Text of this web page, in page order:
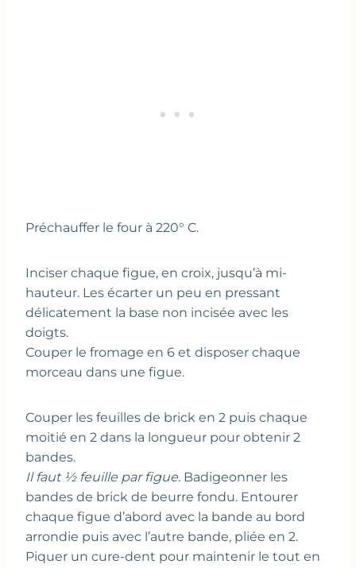
Préchauffer le four à 220° C.
Inciser chaque figue, en croix, jusqu’à mi-
hauteur. Les écarter un peu en pressant
délicatement la base non incisée avec les
doigts.
Couper le fromage en 6 et disposer chaque
morceau dans une figue.
Couper les feuilles de brick en 2 puis chaque
moitié en 2 dans la longueur pour obtenir 2
bandes.
Il faut ½ feuille par figue. Badigeonner les
bandes de brick de beurre fondu. Entourer
chaque figue d’abord avec la bande au bord
arrondie puis avec l’autre bande, pliée en 2.
Piquer un cure-dent pour maintenir le tout en